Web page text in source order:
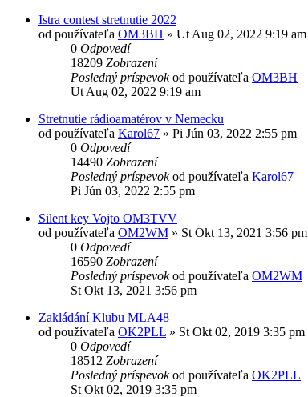
Istra contest stretnutie 2022
od používateľa OM3BH » Ut Aug 02, 2022 9:19 am
0 Odpovedí
18209 Zobrazení
Posledný príspevokod používateľa OM3BH
Ut Aug 02, 2022 9:19 am
Stretnutie rádioamatérov v Nemecku
od používateľa Karol67 » Pi Jún 03, 2022 2:55 pm
0 Odpovedí
14490 Zobrazení
Posledný príspevokod používateľa Karol67
Pi Jún 03, 2022 2:55 pm
Silent key Vojto OM3TVV
od používateľa OM2WM » St Okt 13, 2021 3:56 pm
0 Odpovedí
16590 Zobrazení
Posledný príspevokod používateľa OM2WM
St Okt 13, 2021 3:56 pm
Zakládání Klubu MLA48
od používateľa OK2PLL » St Okt 02, 2019 3:35 pm
0 Odpovedí
18512 Zobrazení
Posledný príspevokod používateľa OK2PLL
St Okt 02, 2019 3:35 pm